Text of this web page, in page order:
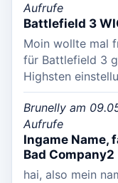
Aufrufe
Battlefield 3
Moin wollte mal
für Battlefield 3
Highsten
Brunelly am
Aufrufe
Ingame Name,
Bad Company2
hai, also mein